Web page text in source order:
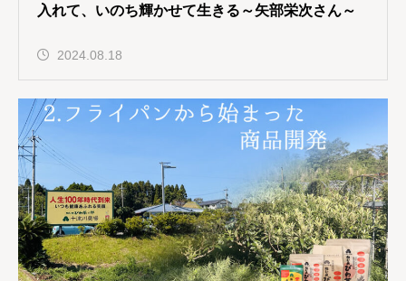
入れて、いのち輝かせて生きる～矢部栄次さん～
2024.08.18